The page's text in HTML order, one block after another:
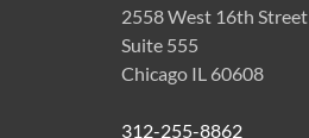
2558 West 16th Street
Suite 555
Chicago IL 60608
312-255-8862